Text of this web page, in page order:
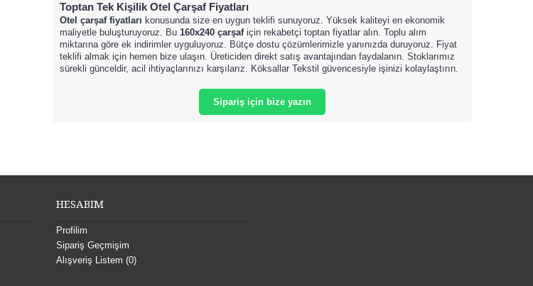
Toptan Tek Kişilik Otel Çarşaf Fiyatları
Otel çarşaf fiyatları konusunda size en uygun teklifi sunuyoruz. Yüksek kaliteyi en ekonomik
maliyetle buluşturuyoruz. Bu 160x240 çarşafiçin rekabetçi toptan fiyatlar alın. Toplu alım
miktarına göre ek indirimler uyguluyoruz. Bütçe dostu çözümlerimizle yanınızda duruyoruz. Fiyat
teklifi almak için hemen bize ulaşın. Üreticiden direkt satış avantajından faydalanın. Stoklarımız
sürekli günceldir, acil ihtiyaçlarınızı karşılarız. Köksallar Tekstil güvencesiyle işinizi kolaylaştırın.
Sipariş için bize yazın
HESABIM
Profilim
Sipariş Geçmişim
Alışveriş Listem (0)